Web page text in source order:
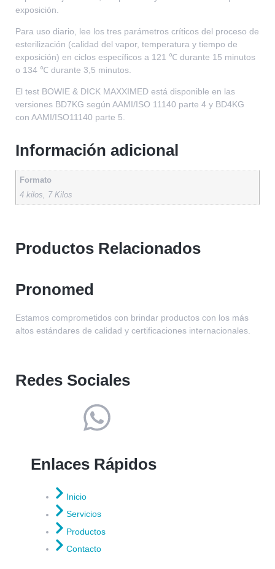
exposición.
Para uso diario, lee los tres parámetros críticos del proceso de
esterilización (calidad del vapor, temperatura y tiempo de
exposición) en ciclos específicos a 121 ℃ durante 15 minutos
o 134 ℃ durante 3,5 minutos.
El test BOWIE & DICK MAXXIMED está disponible en las
versiones BD7KG según AAMI/ISO 11140 parte 4 y BD4KG
con AAMI/ISO11140 parte 5.
Información adicional
Formato
4 kilos, 7 Kilos
Productos Relacionados
Pronomed
Estamos comprometidos con brindar productos con los más
altos estándares de calidad y certificaciones internacionales.
Redes Sociales
Enlaces Rápidos
Inicio
Servicios
Productos
Contacto